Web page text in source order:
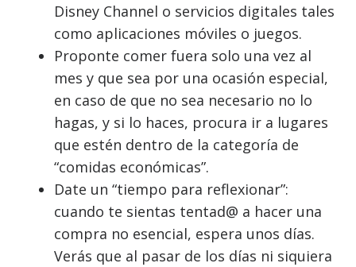
Disney Channel o servicios digitales tales
como aplicaciones móviles o juegos.
Proponte comer fuera solo una vez al
mes y que sea por una ocasión especial,
en caso de que no sea necesario no lo
hagas, y si lo haces, procura ir a lugares
que estén dentro de la categoría de
“comidas económicas”.
Date un “tiempo para reflexionar”:
cuando te sientas tentad@ a hacer una
compra no esencial, espera unos días.
Verás que al pasar de los días ni siquiera